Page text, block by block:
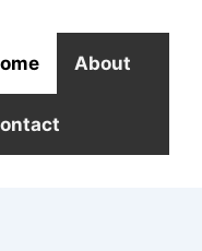
About